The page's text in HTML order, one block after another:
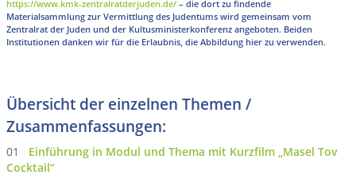
https://www.kmk-zentralratderjuden.de/ – die dort zu findende
Materialsammlung zur Vermittlung des Judentums wird gemeinsam vom
Zentralrat der Juden und der Kultusministerkonferenz angeboten. Beiden
Institutionen danken wir für die Erlaubnis, die Abbildung hier zu verwenden.
Übersicht der einzelnen Themen /
Zusammenfassungen:
01 Einführung in Modul und Thema mit Kurzfilm „Masel Tov
Cocktail“